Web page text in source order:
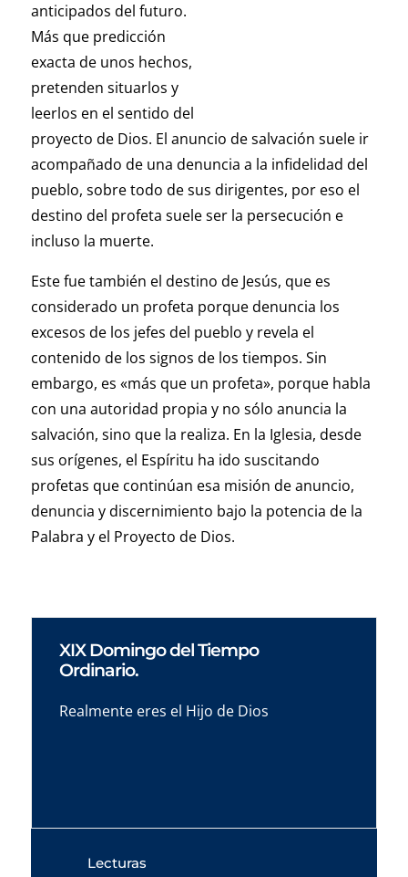
anticipados del futuro.
Más que predicción
exacta de unos hechos,
pretenden situarlos y
leerlos en el sentido del
proyecto de Dios. El anuncio de salvación suele ir
acompañado de una denuncia a la infidelidad del
pueblo, sobre todo de sus dirigentes, por eso el
destino del profeta suele ser la persecución e
incluso la muerte.
Este fue también el destino de Jesús, que es
considerado un profeta porque denuncia los
excesos de los jefes del pueblo y revela el
contenido de los signos de los tiempos. Sin
embargo, es «más que un profeta», porque habla
con una autoridad propia y no sólo anuncia la
salvación, sino que la realiza. En la Iglesia, desde
sus orígenes, el Espíritu ha ido suscitando
profetas que continúan esa misión de anuncio,
denuncia y discernimiento bajo la potencia de la
Palabra y el Proyecto de Dios.
XIX Domingo del Tiempo
Ordinario.
Realmente eres el Hijo de Dios
Lecturas